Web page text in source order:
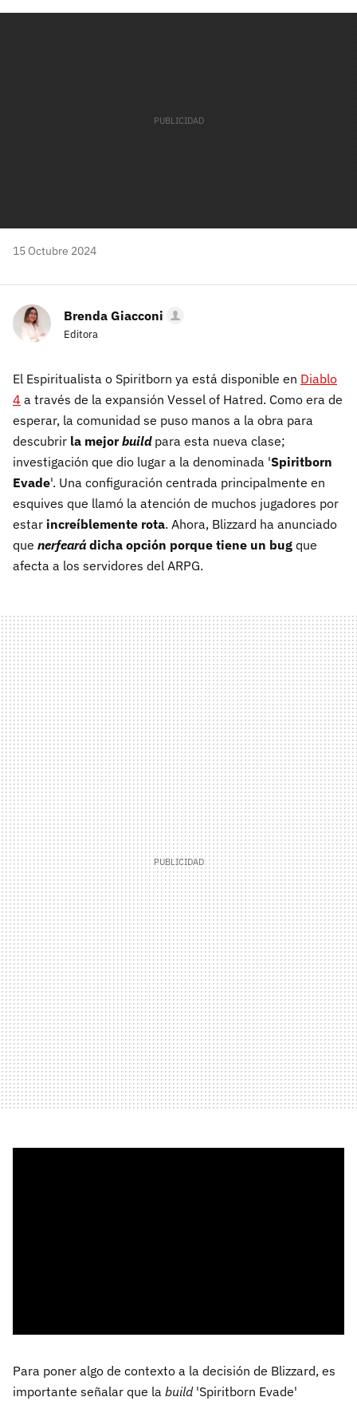
15 Octubre 2024
Brenda Giacconi
Editora
El Espiritualista o Spiritborn ya está disponible en Diablo
4 a través de la expansión Vessel of Hatred. Como era de
esperar, la comunidad se puso manos a la obra para
descubrir la mejorbuild para esta nueva clase;
investigación que dio lugar a la denominada 'Spiritborn
Evade'. Una configuración centrada principalmente en
esquives que llamó la atención de muchos jugadores por
estar increíblemente rota. Ahora, Blizzard ha anunciado
que nerfeará dicha opción porque tiene un bug que
afecta a los servidores del ARPG.
Para poner algo de contexto a la decisión de Blizzard, es
importante señalar que la build 'Spiritborn Evade'